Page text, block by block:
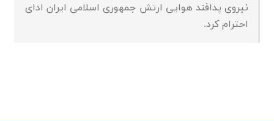
نیروی پدافند هوایی ارتش جمهوری اسلامی ایران ادای
احترام کرد.